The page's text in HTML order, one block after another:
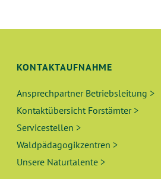
KONTAKTAUFNAHME
Ansprechpartner Betriebsleitung >
Kontaktübersicht Forstämter >
Servicestellen >
Waldpädagogikzentren >
Unsere Naturtalente >